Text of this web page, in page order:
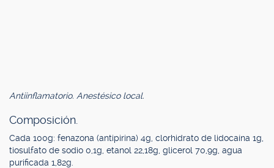
Antiinflamatorio. Anestésico local.
Composición.
Cada 100g: fenazona (antipirina) 4g, clorhidrato de lidocaína 1g,
tiosulfato de sodio 0,1g, etanol 22,18g, glicerol 70,9g, agua
purificada 1,82g.